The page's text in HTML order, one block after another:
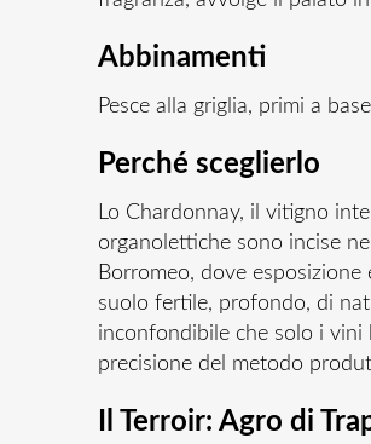
Abbinamenti
Pesce alla griglia, primi a
Perché sceglierlo
Lo Chardonnay, il vitigno
organolettiche sono incise
Borromeo, dove
suolo fertile, profondo, di
inconfondibile che solo i vini
precisione del metodo
Il Terroir: Agro di